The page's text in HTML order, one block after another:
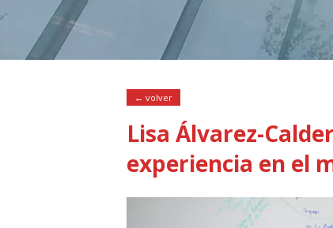
← volver
Lisa Álvarez-
experiencia en el